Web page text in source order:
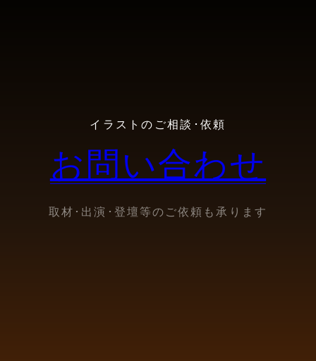
イラストのご相談･依頼
お問い合わせ
取材･出演･登壇等のご依頼も承ります